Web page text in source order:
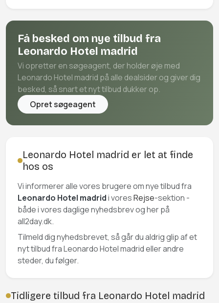
Få besked om nye tilbud fra
Leonardo Hotel madrid
Vi opretter en søgeagent, der holder øje med
Leonardo Hotel madrid på alle dealsider og giver dig
besked, så snart et nyt tilbud dukker op.
Opret søgeagent
Leonardo Hotel madrid er let at finde
hos os
Vi informerer alle vores brugere om nye tilbud fra
Leonardo Hotel madridi voresRejse-sektion -
både i vores daglige nyhedsbrev og her på
all2day.dk.
Tilmeld dig nyhedsbrevet, så går du aldrig glip af et
nyt tilbud fra Leonardo Hotel madrid eller andre
steder, du følger.
Tidligere tilbud fra Leonardo Hotel madrid